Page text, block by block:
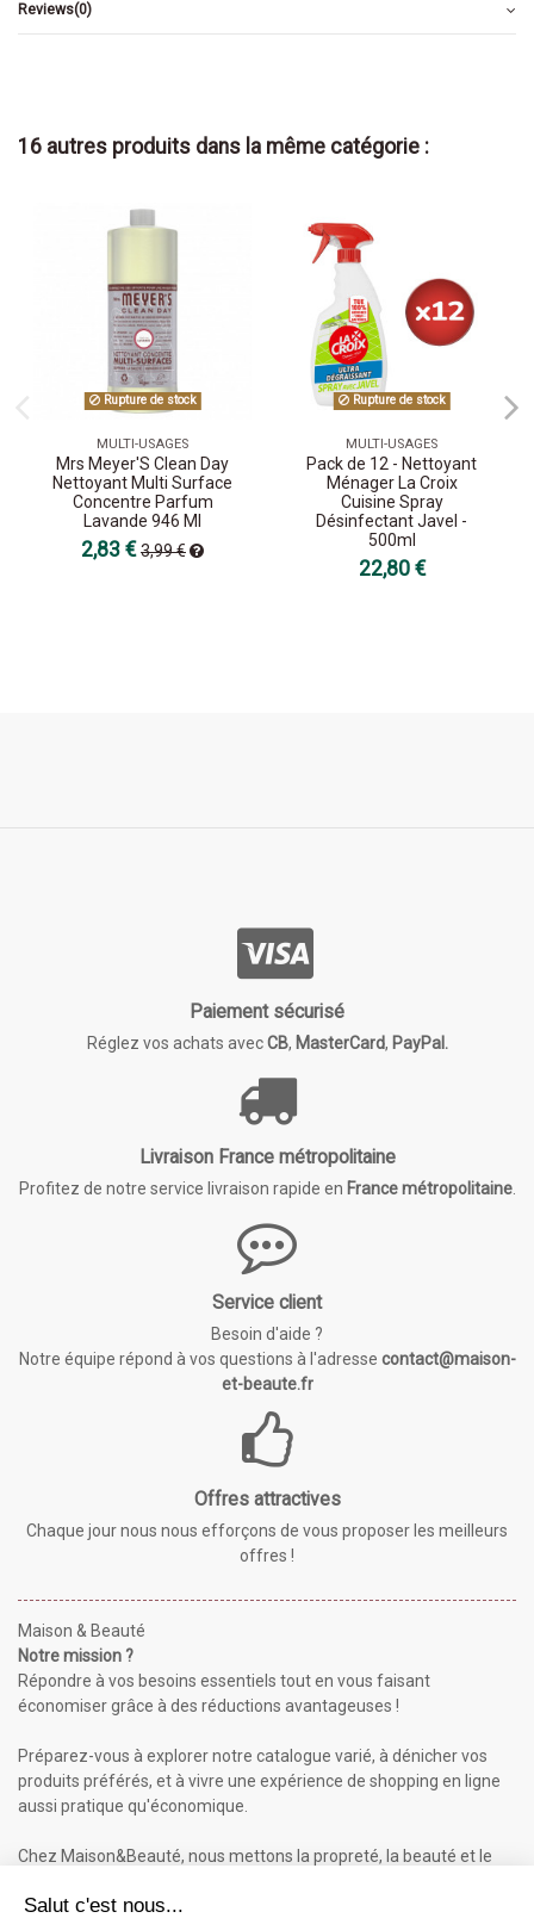
Reviews(0)
16 autres produits dans la même catégorie :
Rupture de stock
MULTI-USAGES
Mrs Meyer'S Clean Day
Nettoyant Multi Surface
Concentre Parfum
Lavande 946 Ml
2,83 €3,99 €
Rupture de stock
MULTI-USAGES
Pack de 12 - Nettoyant
Ménager La Croix
Cuisine Spray
Désinfectant Javel -
500ml
22,80 €
Paiement sécurisé
Réglez vos achats avecCB, MasterCard, PayPal.
Livraison France métropolitaine
Profitez de notre service livraison rapide en France métropolitaine.
Service client
Besoin d'aide ?
Notre équipe répond à vos questions à l'adresse contact@maison-
et-beaute.fr
Offres attractives
Chaque jour nous nous efforçons de vous proposer les meilleurs
offres !
Maison & Beauté
Notre mission ?
Répondre à vos besoins essentiels tout en vous faisant
économiser grâce à des réductions avantageuses !
Préparez-vous à explorer notre catalogue varié, à dénicher vos
produits préférés, et à vivre une expérience de shopping en ligne
aussi pratique qu'économique.
Chez Maison&Beauté, nous mettons la propreté, la beauté et le
Maison & Beauté : Informations